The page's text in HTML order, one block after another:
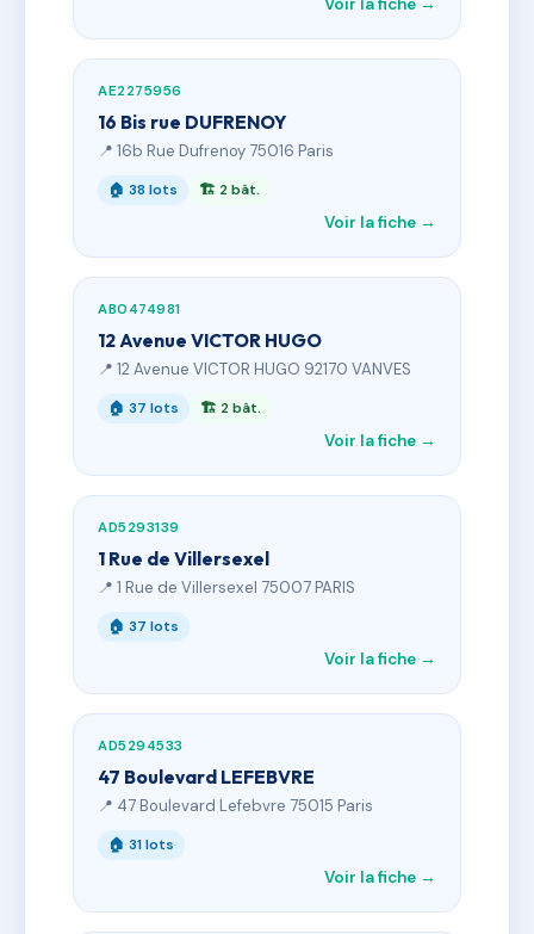
Voir la fiche →
AE2275956
16 Bis rue DUFRENOY
📍 16b Rue Dufrenoy 75016 Paris
🏠 38 lots 🏗 2 bât.
Voir la fiche →
AB0474981
12 Avenue VICTOR HUGO
📍 12 Avenue VICTOR HUGO 92170 VANVES
🏠 37 lots 🏗 2 bât.
Voir la fiche →
AD5293139
1 Rue de Villersexel
📍 1 Rue de Villersexel 75007 PARIS
🏠 37 lots
Voir la fiche →
AD5294533
47 Boulevard LEFEBVRE
📍 47 Boulevard Lefebvre 75015 Paris
🏠 31 lots
Voir la fiche →